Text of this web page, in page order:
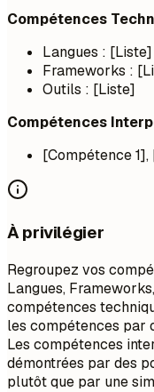
Compétences
Langues : [Liste]
Frameworks :
Outils : [Liste]
Compétences
[Compétence
À privilégier
Regroupez vos
Langues,
compétences
les compétences par
Les compétences
démontrées par des
plutôt que par une